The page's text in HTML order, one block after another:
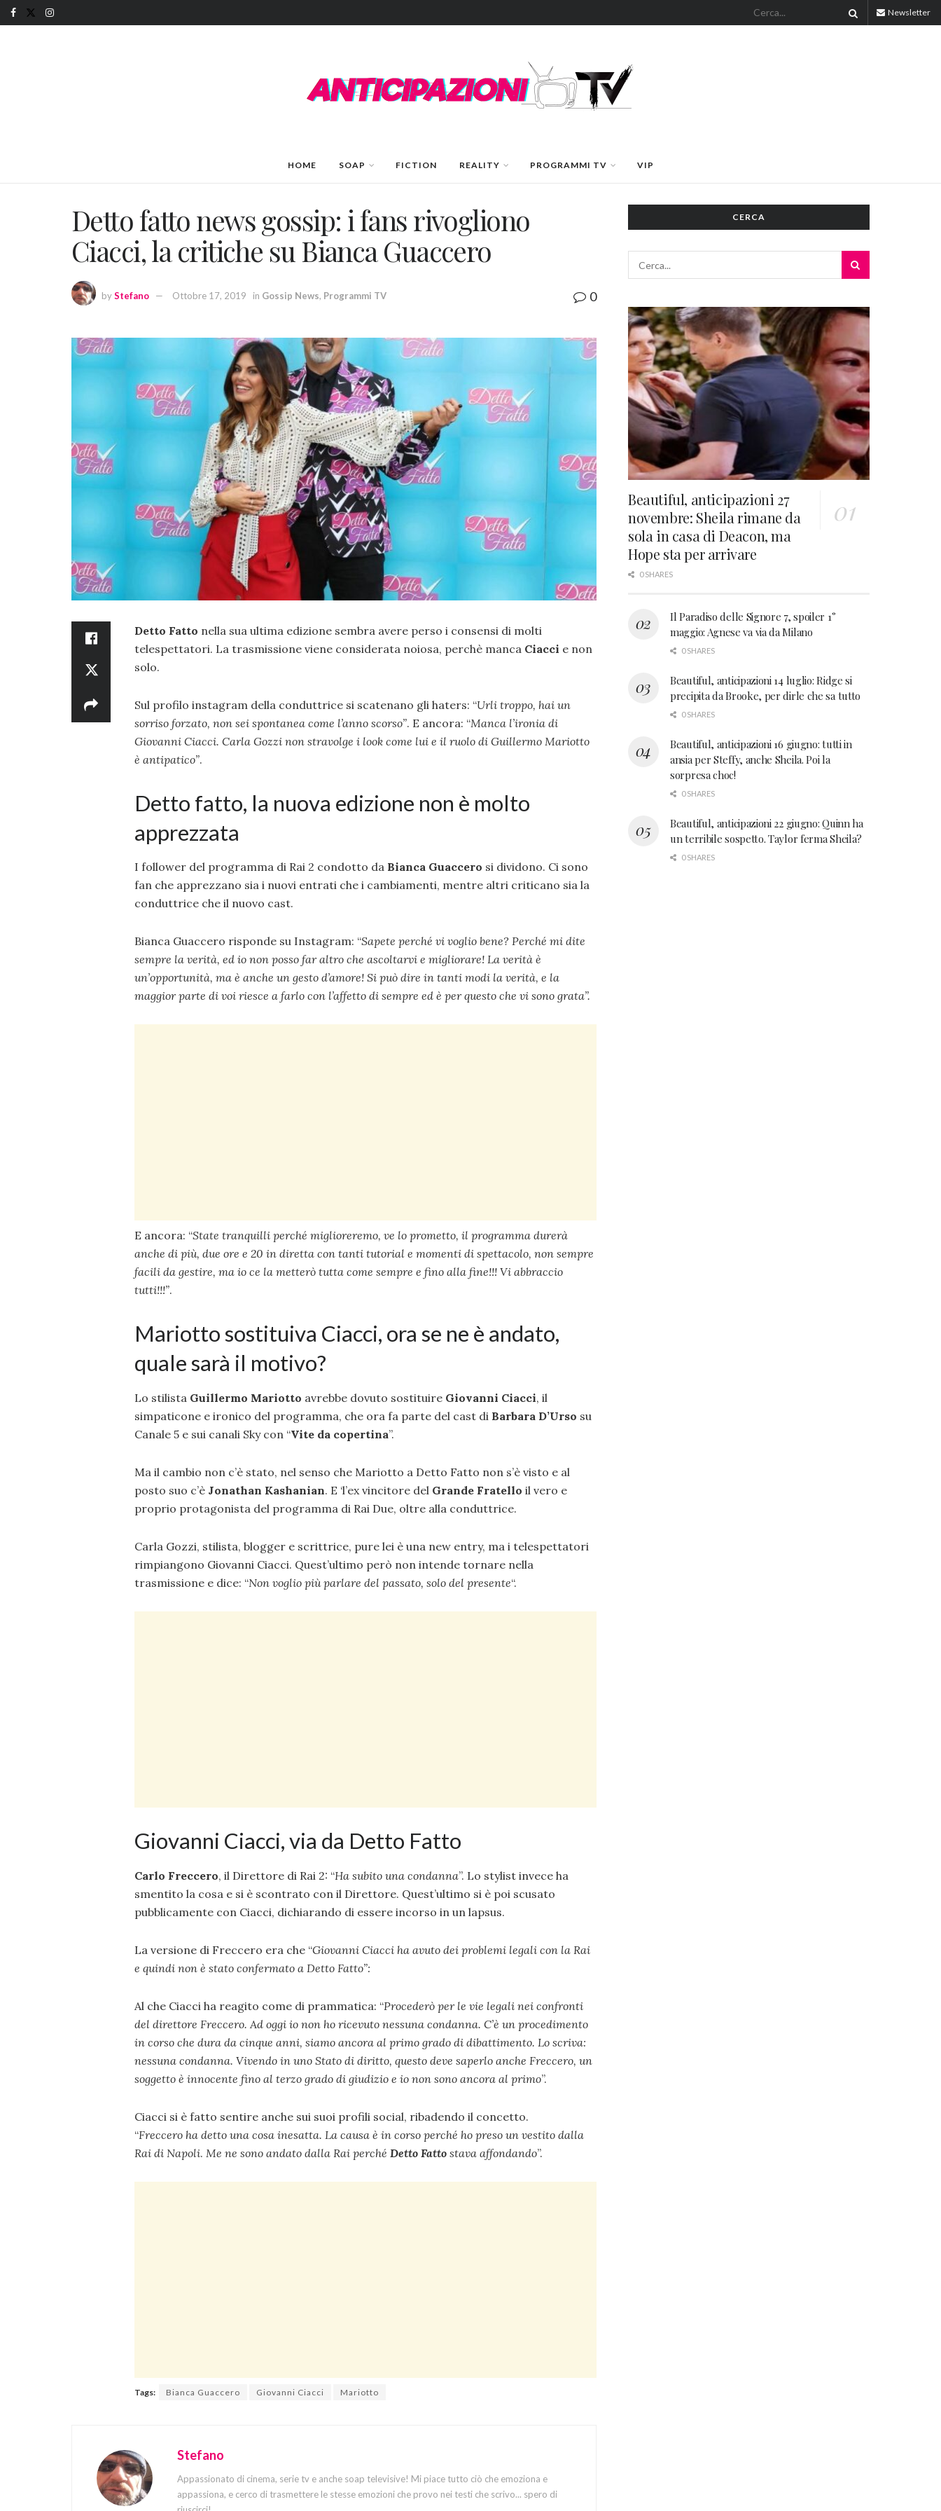
Newsletter
HOME SOAP FICTION REALITY PROGRAMMI TV VIP
Detto fatto news gossip: i fans rivogliono
Ciacci, la critiche su Bianca Guaccero
byStefano Ottobre 17, 2019 in Gossip News, Programmi TV 0
Detto Fatto nella sua ultima edizione sembra avere perso i consensi di molti
telespettatori. La trasmissione viene considerata noiosa, perchè manca Ciacci e non
solo.
Sul profilo instagram della conduttrice si scatenano gli haters: “Urli troppo, hai un
sorriso forzato, non sei spontanea come l’anno scorso”. E ancora: “Manca l’ironia di
Giovanni Ciacci. Carla Gozzi non stravolge i look come lui e il ruolo di Guillermo Mariotto
è antipatico”.
Detto fatto, la nuova edizione non è molto
apprezzata
I follower del programma di Rai 2 condotto da Bianca Guaccero si dividono. Ci sono
fan che apprezzano sia i nuovi entrati che i cambiamenti, mentre altri criticano sia la
conduttrice che il nuovo cast.
Bianca Guaccero risponde su Instagram: “Sapete perché vi voglio bene? Perché mi dite
sempre la verità, ed io non posso far altro che ascoltarvi e migliorare! La verità è
un’opportunità, ma è anche un gesto d’amore! Si può dire in tanti modi la verità, e la
maggior parte di voi riesce a farlo con l’affetto di sempre ed è per questo che vi sono grata”.
E ancora: “State tranquilli perché miglioreremo, ve lo prometto, il programma durerà
anche di più, due ore e 20 in diretta con tanti tutorial e momenti di spettacolo, non sempre
facili da gestire, ma io ce la metterò tutta come sempre e fino alla fine!!! Vi abbraccio
tutti!!!”.
Mariotto sostituiva Ciacci, ora se ne è andato,
quale sarà il motivo?
Lo stilista Guillermo Mariotto avrebbe dovuto sostituire Giovanni Ciacci, il
simpaticone e ironico del programma, che ora fa parte del cast di Barbara D’Urso su
Canale 5 e sui canali Sky con “Vite da copertina”.
Ma il cambio non c’è stato, nel senso che Mariotto a Detto Fatto non s’è visto e al
posto suo c’è Jonathan Kashanian. E ‘l’ex vincitore del Grande Fratello il vero e
proprio protagonista del programma di Rai Due, oltre alla conduttrice.
Carla Gozzi, stilista, blogger e scrittrice, pure lei è una new entry, ma i telespettatori
rimpiangono Giovanni Ciacci. Quest’ultimo però non intende tornare nella
trasmissione e dice: “Non voglio più parlare del passato, solo del presente“.
Giovanni Ciacci, via da Detto Fatto
Carlo Freccero, il Direttore di Rai 2: “Ha subito una condanna”. Lo stylist invece ha
smentito la cosa e si è scontrato con il Direttore. Quest’ultimo si è poi scusato
pubblicamente con Ciacci, dichiarando di essere incorso in un lapsus.
La versione di Freccero era che “Giovanni Ciacci ha avuto dei problemi legali con la Rai
e quindi non è stato confermato a Detto Fatto”:
Al che Ciacci ha reagito come di prammatica: “Procederò per le vie legali nei confronti
del direttore Freccero. Ad oggi io non ho ricevuto nessuna condanna. C’è un procedimento
in corso che dura da cinque anni, siamo ancora al primo grado di dibattimento. Lo scriva:
nessuna condanna. Vivendo in uno Stato di diritto, questo deve saperlo anche Freccero, un
soggetto è innocente fino al terzo grado di giudizio e io non sono ancora al primo”.
Ciacci si è fatto sentire anche sui suoi profili social, ribadendo il concetto.
“Freccero ha detto una cosa inesatta. La causa è in corso perché ho preso un vestito dalla
Rai di Napoli. Me ne sono andato dalla Rai perché Detto Fatto stava affondando”.
Tags: Bianca Guaccero Giovanni Ciacci Mariotto
Stefano
Appassionato di cinema, serie tv e anche soap televisive! Mi piace tutto ciò che emoziona e
appassiona, e cerco di trasmettere le stesse emozioni che provo nei testi che scrivo... spero di
CERCA
Beautiful, anticipazioni 27
novembre: Sheila rimane da
sola in casa di Deacon, ma
Hope sta per arrivare
0 SHARES
Il Paradiso delle Signore 7, spoiler 1°
maggio: Agnese va via da Milano
0 SHARES
Beautiful, anticipazioni 14 luglio: Ridge si
precipita da Brooke, per dirle che sa tutto
0 SHARES
Beautiful, anticipazioni 16 giugno: tutti in
ansia per Steffy, anche Sheila. Poi la
sorpresa choc!
0 SHARES
Beautiful, anticipazioni 22 giugno: Quinn ha
un terribile sospetto. Taylor ferma Sheila?
0 SHARES